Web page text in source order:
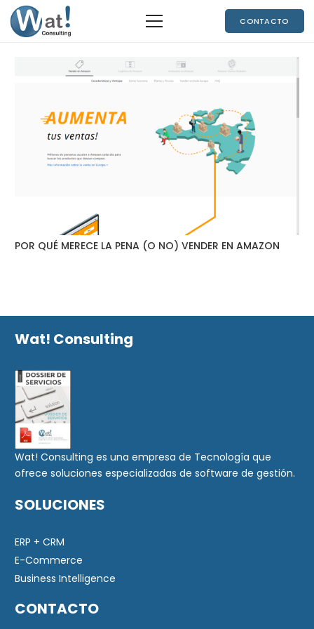
CONTACTO
POR QUÉ MERECE LA PENA (O NO) VENDER EN AMAZON
Wat! Consulting
Wat! Consulting es una empresa de Tecnología que
ofrece soluciones especializadas de software de gestión.
SOLUCIONES
ERP + CRM
E-Commerce
Business Intelligence
CONTACTO